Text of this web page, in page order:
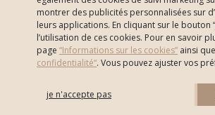
montrer des publicités personnalisées sur
leurs applications. En cliquant sur le bouton
l’utilisation de ces cookies. Pour en savoir
page “Informations sur les cookies” ainsi
confidentialité“. Vous pouvez ajuster vos
je n'accepte pas